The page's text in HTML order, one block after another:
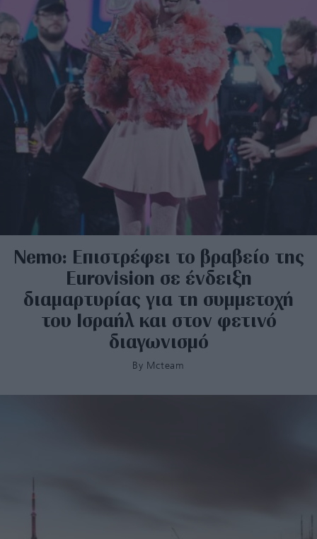
Nemo: Επιστρέφει το βραβείο της
Eurovision σε ένδειξη
διαμαρτυρίας για τη συμμετοχή
του Ισραήλ και στον φετινό
διαγωνισμό
By Mcteam